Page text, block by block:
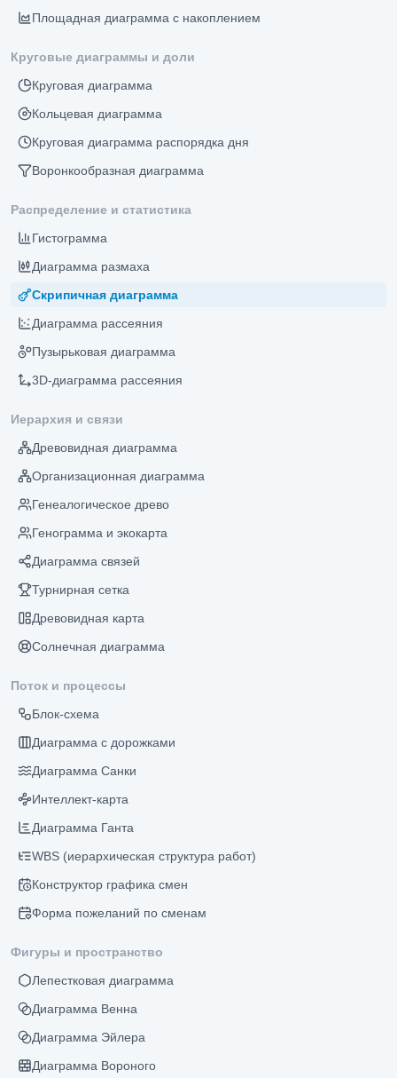
Площадная диаграмма с накоплением
Круговые диаграммы и доли
Круговая диаграмма
Кольцевая диаграмма
Круговая диаграмма распорядка дня
Воронкообразная диаграмма
Распределение и статистика
Гистограмма
Диаграмма размаха
Скрипичная диаграмма
Диаграмма рассеяния
Пузырьковая диаграмма
3D-диаграмма рассеяния
Иерархия и связи
Древовидная диаграмма
Организационная диаграмма
Генеалогическое древо
Генограмма и экокарта
Диаграмма связей
Турнирная сетка
Древовидная карта
Солнечная диаграмма
Поток и процессы
Блок-схема
Диаграмма с дорожками
Диаграмма Санки
Интеллект-карта
Диаграмма Ганта
WBS (иерархическая структура работ)
Конструктор графика смен
Форма пожеланий по сменам
Фигуры и пространство
Лепестковая диаграмма
Диаграмма Венна
Диаграмма Эйлера
Диаграмма Вороного